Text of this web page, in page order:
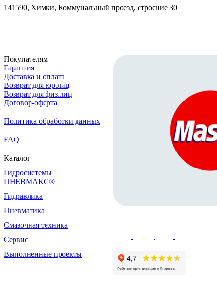
141590, Химки, Коммунальный проезд, строение 30
Покупателям
Гарантия
Доставка и оплата
Возврат для юр.лиц
Возврат для физ.лиц
Договор-оферта
Политика обработки данных
FAQ
Каталог
Гидросистемы
ПНЕВМАКС®
Гидравлика
Пневматика
Смазочная техника
Сервис
Выполненные проекты